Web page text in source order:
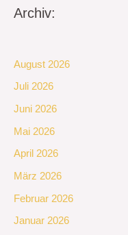
Archiv:
August 2026
Juli 2026
Juni 2026
Mai 2026
April 2026
März 2026
Februar 2026
Januar 2026